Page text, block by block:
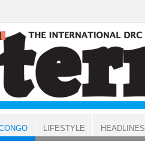
LIFESTYLE HEADLINES